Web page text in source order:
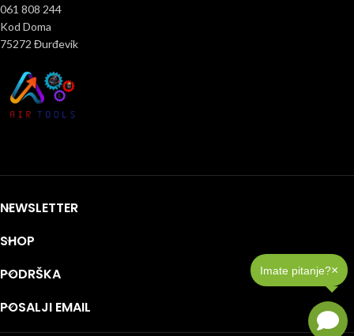
061 808 244
Kod Doma
75272 Đurđevik
NEWSLETTER
SHOP
PODRŠKA
POSALJI EMAIL
Imate pitanje?×